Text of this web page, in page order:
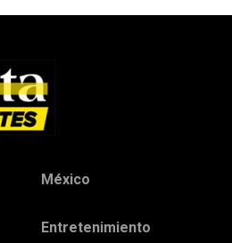
México
Entretenimiento